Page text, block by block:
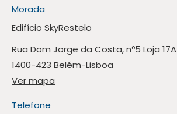
Morada
Edifício SkyRestelo
Rua Dom Jorge da Costa, nº5 Loja 17A
1400-423 Belém-Lisboa
Ver mapa
Telefone